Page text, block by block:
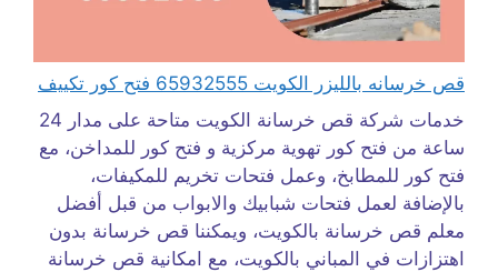
قص خرسانه بالليزر الكويت 65932555 فتح كور تكييف
خدمات شركة قص خرسانة الكويت متاحة على مدار 24
ساعة من فتح كور تهوية مركزية و فتح كور للمداخن، مع
فتح كور للمطابخ، وعمل فتحات تخريم للمكيفات،
بالإضافة لعمل فتحات شبابيك والابواب من قبل أفضل
معلم قص خرسانة بالكويت، ويمكننا قص خرسانة بدون
اهتزازات في المباني بالكويت، مع امكانية قص خرسانة